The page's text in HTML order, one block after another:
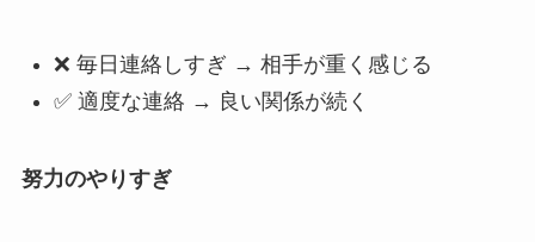
❌ 毎日連絡しすぎ → 相手が重く感じる
✅ 適度な連絡 → 良い関係が続く
努力のやりすぎ